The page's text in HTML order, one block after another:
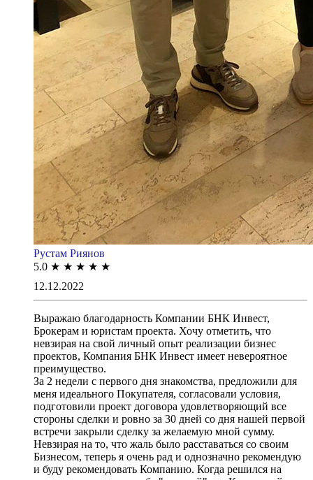
Рустам Риянов
5.0 ★ ★ ★ ★ ★
12.12.2022
Выражаю благодарность Компании БНК Инвест,
Брокерам и юристам проекта. Хочу отметить, что
невзирая на свой личный опыт реализации бизнес
проектов, Компания БНК Инвест имеет невероятное
преимущество.
За 2 недели с первого дня знакомства, предложили для
меня идеального Покупателя, согласовали условия,
подготовили проект договора удовлетворяющий все
стороны сделки и ровно за 30 дней со дня нашей первой
встречи закрыли сделку за желаемую мной сумму.
Невзирая на то, что жаль было расставаться со своим
Бизнесом, теперь я очень рад и однозначно рекомендую
и буду рекомендовать Компанию. Когда решился на